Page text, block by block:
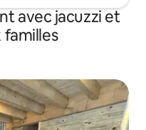
avec jacuzzi et
familles